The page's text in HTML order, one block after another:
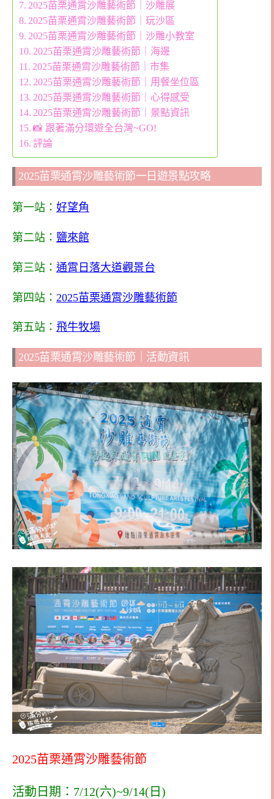
2025苗栗通霄沙雕藝術節｜沙雕展
2025苗栗通霄沙雕藝術節｜玩沙區
2025苗栗通霄沙雕藝術節｜沙雕小教室
2025苗栗通霄沙雕藝術節｜海邊
2025苗栗通霄沙雕藝術節｜市集
2025苗栗通霄沙雕藝術節｜用餐坐位區
2025苗栗通霄沙雕藝術節｜心得感受
2025苗栗通霄沙雕藝術節｜景點資訊
📸 跟著滿分環遊全台灣~GO!
評論
2025苗栗通霄沙雕藝術節一日遊景點攻略
第一站： 好望角
第二站： 鹽來館
第三站： 通霄日落大道觀景台
第四站： 2025苗栗通霄沙雕藝術節
第五站： 飛牛牧場
2025苗栗通霄沙雕藝術節｜活動資訊
2025苗栗通霄沙雕藝術節
活動日期：7/12(六)~9/14(日)